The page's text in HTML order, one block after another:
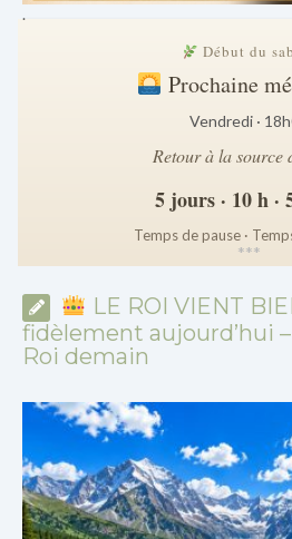
.
Début du
Prochaine
Vendredi ·
Retour à la source
5 jours · 10 h ·
Temps de pause ·
***
LE ROI VIENT
fidèlement aujourd’hui
Roi demain